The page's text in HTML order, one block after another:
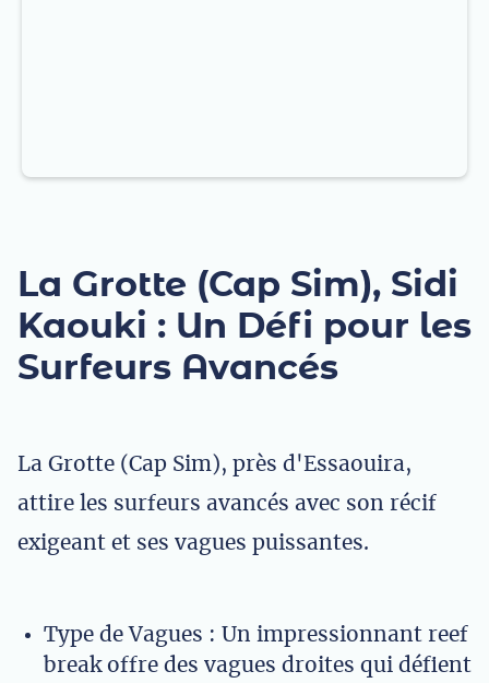
La Grotte (Cap Sim), Sidi
Kaouki : Un Défi pour les
Surfeurs Avancés
La Grotte (Cap Sim), près d'Essaouira,
attire les surfeurs avancés avec son récif
exigeant et ses vagues puissantes.
Type de Vagues : Un impressionnant reef
break offre des vagues droites qui défient